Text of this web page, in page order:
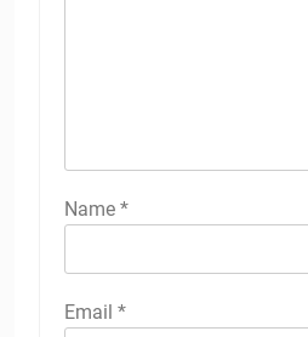
Name *
Email *